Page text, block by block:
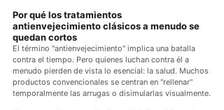
Por qué los tratamientos
antienvejecimiento clásicos a menudo se
quedan cortos
El término "antienvejecimiento" implica una batalla
contra el tiempo. Pero quienes luchan contra él a
menudo pierden de vista lo esencial: la salud. Muchos
productos convencionales se centran en "rellenar"
temporalmente las arrugas o disimularlas visualmente.